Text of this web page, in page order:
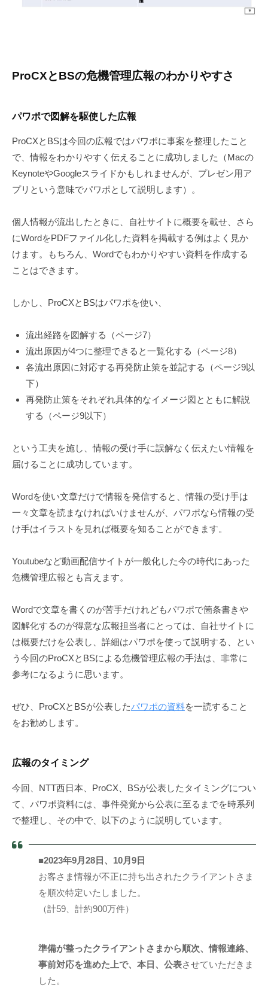
ProCXとBSの危機管理広報のわかりやすさ
パワポで図解を駆使した広報
ProCXとBSは今回の広報ではパワポに事案を整理したこと
で、情報をわかりやすく伝えることに成功しました（Macの
KeynoteやGoogleスライドかもしれませんが、プレゼン用ア
プリという意味でパワポとして説明します）。
個人情報が流出したときに、自社サイトに概要を載せ、さら
にWordをPDFファイル化した資料を掲載する例はよく見か
けます。もちろん、Wordでもわかりやすい資料を作成する
ことはできます。
しかし、ProCXとBSはパワポを使い、
流出経路を図解する（ページ7）
流出原因が4つに整理できると一覧化する（ページ8）
各流出原因に対応する再発防止策を並記する（ページ9以
下）
再発防止策をそれぞれ具体的なイメージ図とともに解説
する（ページ9以下）
という工夫を施し、情報の受け手に誤解なく伝えたい情報を
届けることに成功しています。
Wordを使い文章だけで情報を発信すると、情報の受け手は
一々文章を読まなければいけませんが、パワポなら情報の受
け手はイラストを見れば概要を知ることができます。
Youtubeなど動画配信サイトが一般化した今の時代にあった
危機管理広報とも言えます。
Wordで文章を書くのが苦手だけれどもパワポで箇条書きや
図解化するのが得意な広報担当者にとっては、自社サイトに
は概要だけを公表し、詳細はパワポを使って説明する、とい
う今回のProCXとBSによる危機管理広報の手法は、非常に
参考になるように思います。
ぜひ、ProCXとBSが公表したパワポの資料を一読すること
をお勧めします。
広報のタイミング
今回、NTT西日本、ProCX、BSが公表したタイミングについ
て、パワポ資料には、事件発覚から公表に至るまでを時系列
で整理し、その中で、以下のように説明しています。
■2023年9⽉28⽇、10⽉9⽇
お客さま情報が不正に持ち出されたクライアントさま
を順次特定いたしました。
（計59、計約900万件）
準備が整ったクライアントさまから順次、情報連絡、
事前対応を進めた上で、本⽇、公表させていただきま
した。